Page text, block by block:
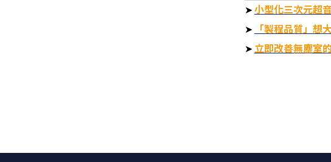
➤小型化三次元超
➤ 「製程品質」想
➤立即改善無塵室
感測器跨距 20毫